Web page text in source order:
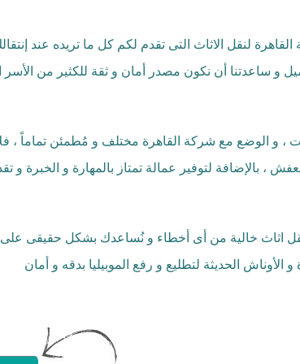
لنقل الاثاث التى تقدم لكم كل ما تريده عند
و ساعدتنا أن نكون مصدر أمان و ثقة للكثير من
، و الوضع مع شركة القاهرة مختلف و مُطمئن تماماً ،
، بالإضافة لتوفير عمالة تمتاز بالمهارة و الخبرة
اثاث خالية من أى أخطاء و نُساعدك بشكل حقيقى
الحديثة لتطليع و رفع الموبيليا بدقه و أمان